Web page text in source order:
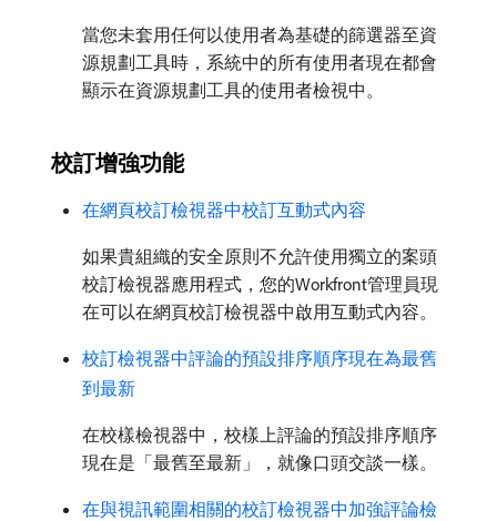
當您未套用任何以使用者為基礎的篩選器至資
源規劃工具時，系統中的所有使用者現在都會
顯示在資源規劃工具的使用者檢視中。
校訂增強功能
在網頁校訂檢視器中校訂互動式內容
如果貴組織的安全原則不允許使用獨立的案頭
校訂檢視器應用程式，您的Workfront管理員現
在可以在網頁校訂檢視器中啟用互動式內容。
校訂檢視器中評論的預設排序順序現在為最舊
到最新
在校樣檢視器中，校樣上評論的預設排序順序
現在是「最舊至最新」，就像口頭交談一樣。
在與視訊範圍相關的校訂檢視器中加強評論檢